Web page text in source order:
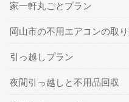
家一軒丸ごとプラン
岡山市の不用エアコンの取
引っ越しプラン
夜間引っ越しと不用品回収